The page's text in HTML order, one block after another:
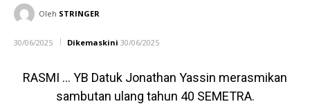
Oleh STRINGER
30/06/2025 Dikemaskini 30/06/2025
RASMI … YB Datuk Jonathan Yassin merasmikan
sambutan ulang tahun 40 SEMETRA.